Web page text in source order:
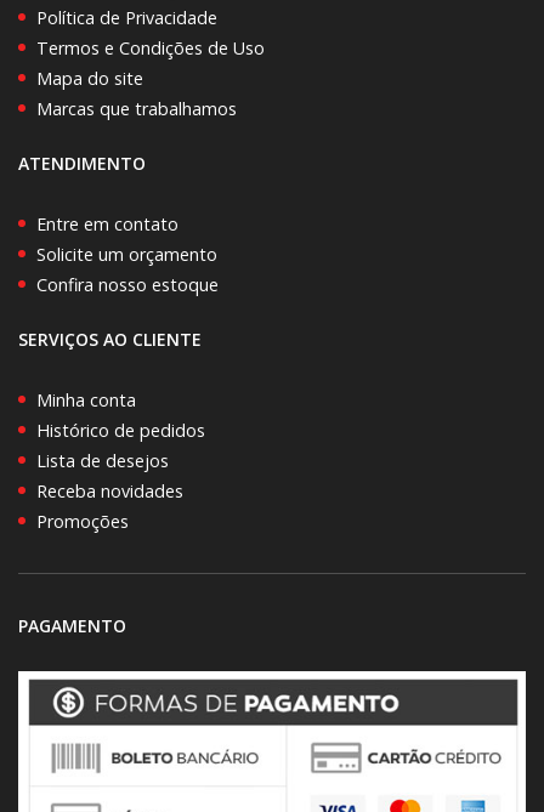
Política de Privacidade
Termos e Condições de Uso
Mapa do site
Marcas que trabalhamos
ATENDIMENTO
Entre em contato
Solicite um orçamento
Confira nosso estoque
SERVIÇOS AO CLIENTE
Minha conta
Histórico de pedidos
Lista de desejos
Receba novidades
Promoções
PAGAMENTO